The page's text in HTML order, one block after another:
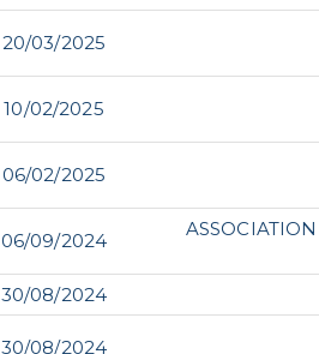
20/03/2025
10/02/2025
06/02/2025
06/09/2024
30/08/2024
30/08/2024